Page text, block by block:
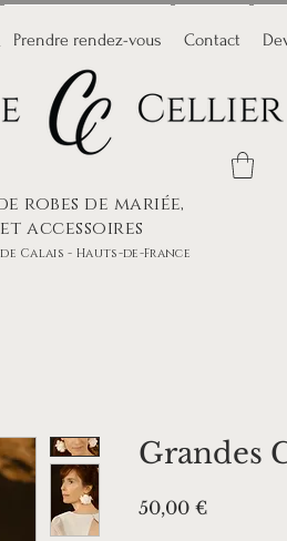
Prendre rendez-vous Contact
robes de mariée,
accessoires
Calais - Hauts-de-France
Grandes
50,00 €Prix